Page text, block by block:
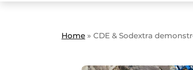
Home » CDE & Sodextra